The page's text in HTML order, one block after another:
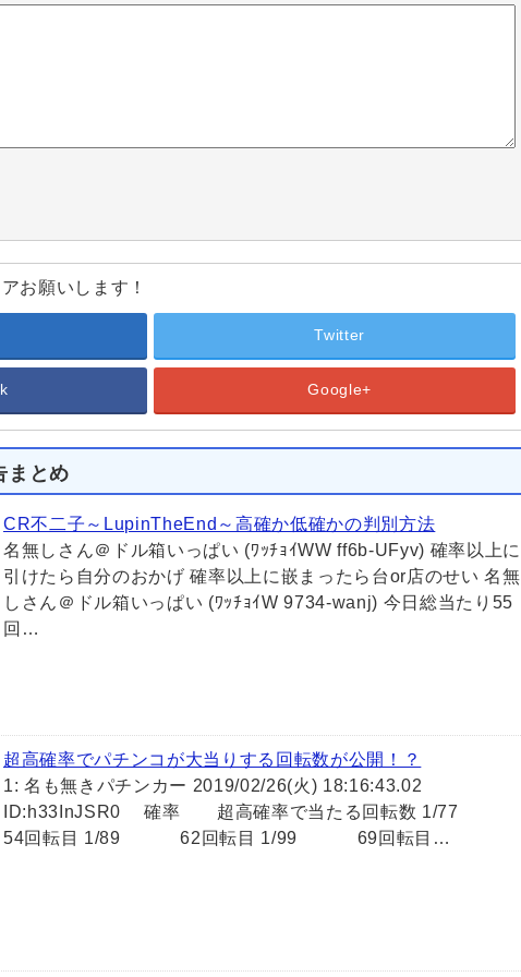
お願いします！
Twitter
Google+
まとめ
CR不二子～LupinTheEnd～高確か低確かの判別方法
名無しさん＠ドル箱いっぱい (ﾜｯﾁｮｲWW ff6b-UFyv) 確率以上に
引けたら自分のおかげ 確率以上に嵌まったら台or店のせい 名無
しさん＠ドル箱いっぱい (ﾜｯﾁｮｲW 9734-wanj) 今日総当たり55
回…
超高確率でパチンコが大当りする回転数が公開！？
1: 名も無きパチンカー 2019/02/26(火) 18:16:43.02
ID:h33InJSR0 確率 超高確率で当たる回転数 1/77
54回転目 1/89 62回転目 1/99 69回転目…